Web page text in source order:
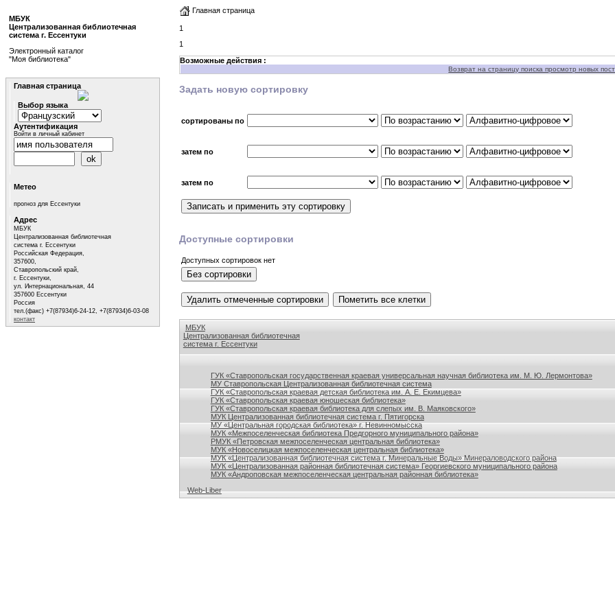
Главная страница
1
1
Возможные действия :
Возврат на страницу поиска просмотр новых
Задать новую сортировку
сортированы по
затем по
затем по
Доступные сортировки
Доступных сортировок нет
МБУК
Централизованная библиотечная
система г. Ессентуки
ГУК «Ставропольская государственная краевая универсальная научная библиотека им. М. Ю. Лермонтова»
МУ Ставропольская Централизованная библиотечная система
ГУК «Ставропольская краевая детская библиотека им. А. Е. Екимцева»
ГУК «Ставропольская краевая юношеская библиотека»
ГУК «Ставропольская краевая библиотека для слепых им. В. Маяковского»
МУК Централизованная библиотечная система г. Пятигорска
МУ «Центральная городская библиотека» г. Невинномысска
МУК «Межпоселенческая библиотека Предгорного муниципального района»
РМУК «Петровская межпоселенческая центральная библиотека»
МУК «Новоселицкая межпоселенческая центральная библиотека»
МУК «Централизованная библиотечная система г. Минеральные Воды» Минераловодского района
МУК «Централизованная районная библиотечная система» Георгиевского муниципального района
МУК «Андроповская межпоселенческая центральная районная библиотека»
Web-Liber
МБУК
Централизованная библиотечная
система г. Ессентуки
Электронный каталог
"Моя библиотека"
Главная страница
Выбор языка
Аутентификация
Войти в личный кабинет
Метео
прогноз для Ессентуки
Адрес
МБУК
Централизованная библиотечная
система г. Ессентуки
Российская Федерация,
357600,
Ставропольский край,
г. Ессентуки,
ул. Интернациональная, 44
357600 Ессентуки
Россия
тел.(факс) +7(87934)6-24-12, +7(87934)6-03-08
контакт